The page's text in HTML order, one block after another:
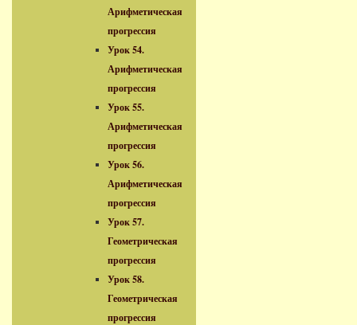
Арифметическая
прогрессия
Урок 54.
Арифметическая
прогрессия
Урок 55.
Арифметическая
прогрессия
Урок 56.
Арифметическая
прогрессия
Урок 57.
Геометрическая
прогрессия
Урок 58.
Геометрическая
прогрессия